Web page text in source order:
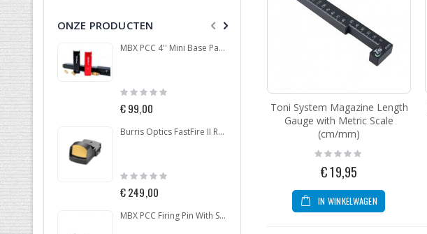
Toni System Magazine Length
Gauge with Metric Scale
(cm/mm)
Rating:
0%
€ 19,95
IN WINKELWAGEN
ONZE PRODUCTEN
MBX PCC 4'' Mini Base Pad With Spring
Rating:
0%
€ 99,00
Burris Optics FastFire II Red Dot 4MOA
Rating:
€ 249,00
MBX PCC Firing Pin With Spring 9MM
Sierra United States - Germany Pin
Rating:
€ 4,95
€ 24,95